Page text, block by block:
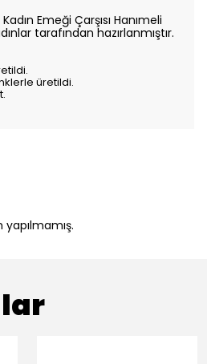
Emeği Çarşısı Hanımeli
tarafından hazırlanmıştır.
üretildi.